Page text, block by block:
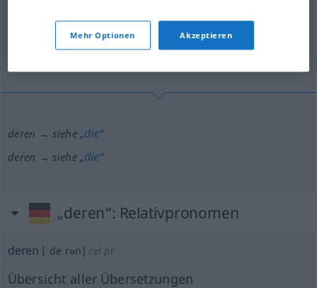
[ˈdeːrən]dem pr
Übersicht aller Übersetzungen
deren → siehe „die“
deren → siehe „die“
„deren“: Relativpronomen
deren [ˈdeːrən] rel pr
Übersicht aller Übersetzungen
Mehr Optionen Akzeptieren